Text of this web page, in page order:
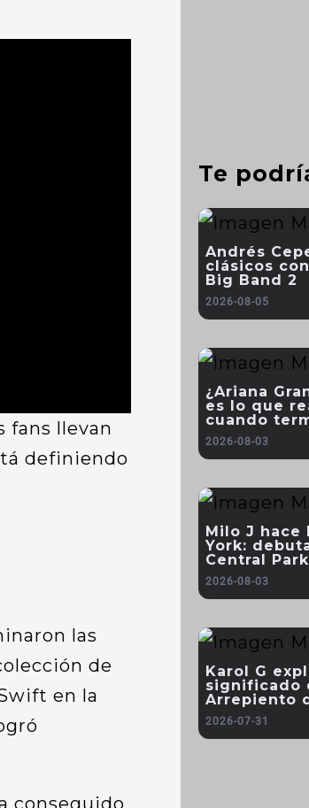
fans llevan
definiendo
las
de
en la
conseguido
Te
Andrés
clásicos
Big Band 2
2026-08-05
¿Ariana
es lo que
cuando
2026-08-03
Milo J hace
York:
Central Park
2026-08-03
Karol G
significado
Arrepiento
2026-07-31